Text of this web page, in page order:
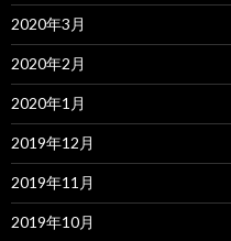
2020年3月
2020年2月
2020年1月
2019年12月
2019年11月
2019年10月